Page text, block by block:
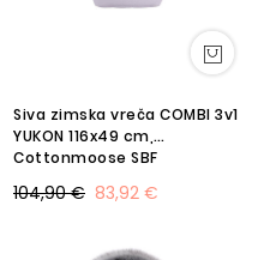
Siva zimska vreča COMBI 3v1
YUKON 116x49 cm,
Cottonmoose SBF
83,92 €
104,90 €